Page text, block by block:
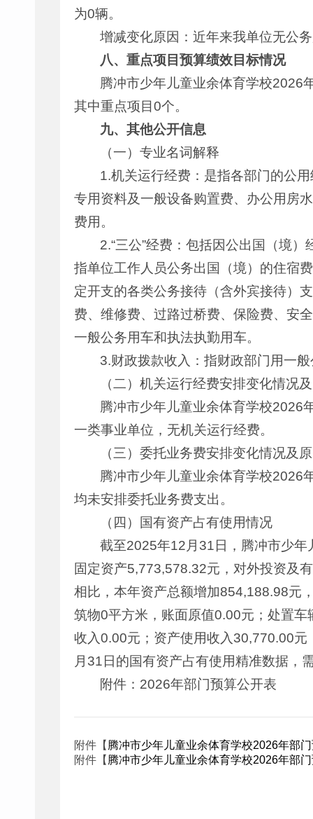
为0辆。
增减变化原因：近年来我单位无公
八、重点项目预算绩效目标情况
腾冲市少年儿童业余体育学校2026
其中重点项目0个。
九、其他公开信息
（一）专业名词解释
1.机关运行经费：是指各部门的公
专用资料及一般设备购置费、办公用房
费用。
2.“三公”经费：包括因公出国（境
指单位工作人员公务出国（境）的住宿
定开支的各类公务接待（含外宾接待）
费、维修费、过路过桥费、保险费、安
一般公务用车和执法执勤用车。
3.财政拨款收入：指财政部门用一
（二）机关运行经费安排变化情况
腾冲市少年儿童业余体育学校2026
一类事业单位，无机关运行经费。
（三）委托业务费安排变化情况及
腾冲市少年儿童业余体育学校2026
均未安排委托业务费支出。
（四）国有资产占有使用情况
截至2025年12月31日，腾冲市少
固定资产5,773,578.32元，对外投资及
相比，本年资产总额增加854,188.98元
筑物0平方米，账面原值0.00元；处置
收入0.00元；资产使用收入30,770.00
月31日的国有资产占有使用精准数据，
附件：2026年部门预算公开表
附件【 腾冲市少年儿童业余体育学校2026年部
附件【 腾冲市少年儿童业余体育学校2026年部